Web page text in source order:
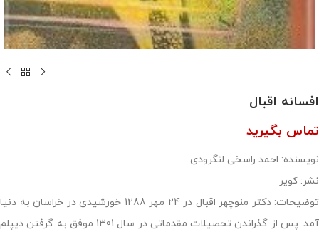
افسانه اقبال
تماس بگیرید
نویسنده: احمد راسخی لنگرودی
نشر: کویر
توضیحات: دكتر منوچهر اقبال در 24 مهر 1288 خورشیدی در خراسان به دنیا
آمد. پس از گذراندن تحصیلات مقدماتی در سال 1301 موفق به گرفتن دیپلم